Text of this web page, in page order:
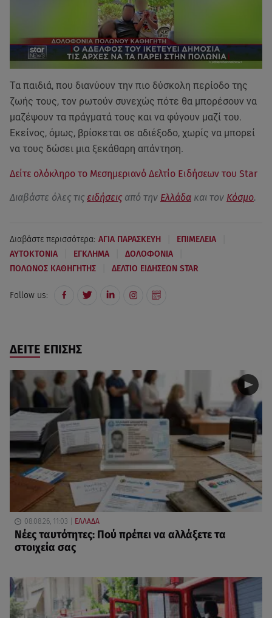
Τα παιδιά, που διανύουν την πιο δύσκολη περίοδο της
ζωής τους, τον ρωτούν συνεχώς πότε θα μπορέσουν να
μαζέψουν τα πράγματά τους και να φύγουν μαζί του.
Εκείνος, όμως, βρίσκεται σε αδιέξοδο, χωρίς να μπορεί
να τους δώσει μια ξεκάθαρη απάντηση.
Δείτε ολόκληρο το Μεσημεριανό Δελτίο Ειδήσεων του Star
Διαβάστε όλες τις ειδήσεις από την Ελλάδα και τον Κόσμο.
Διαβάστε περισσότερα: ΑΓΙΑ ΠΑΡΑΣΚΕΥΗ ΕΠΙΜΕΛΕΙΑ
ΑΥΤΟΚΤΟΝΙΑ ΕΓΚΛΗΜΑ ΔΟΛΟΦΟΝΙΑ
ΠΟΛΩΝΟΣ ΚΑΘΗΓΗΤΗΣ ΔΕΛΤΙΟ ΕΙΔΗΣΕΩΝ STAR
Follow us:
ΔΕΙΤΕ ΕΠΙΣΗΣ
08.08.26, 11:03 ΕΛΛΑΔΑ
Νέες ταυτότητες: Πού πρέπει να αλλάξετε τα
στοιχεία σας